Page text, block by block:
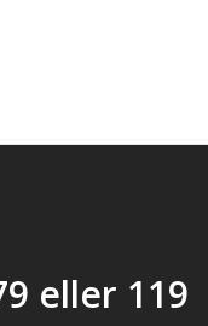
eller 119